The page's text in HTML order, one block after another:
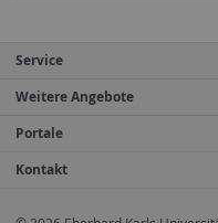
Service
Weitere Angebote
Portale
Kontakt